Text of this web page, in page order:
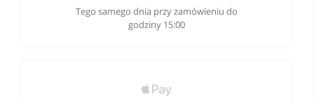
Tego samego dnia przy zamówieniu do
godziny 15:00